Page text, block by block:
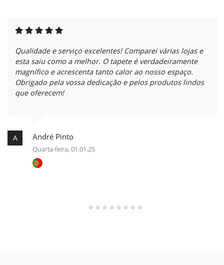
Qualidade e serviço excelentes! Comparei várias lojas e
esta saiu como a melhor. O tapete é verdadeiramente
magnífico e acrescenta tanto calor ao nosso espaço.
Obrigado pela vossa dedicação e pelos produtos lindos
que oferecem!
A André Pinto
Quarta-feira, 01.01.25